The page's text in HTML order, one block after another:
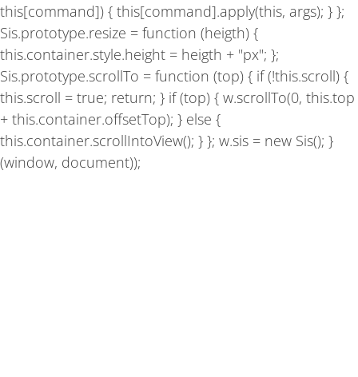
this[command]) { this[command].apply(this, args); } };
Sis.prototype.resize = function (heigth) {
this.container.style.height = heigth + "px"; };
Sis.prototype.scrollTo = function (top) { if (!this.scroll) {
this.scroll = true; return; } if (top) { w.scrollTo(0, this.top
+ this.container.offsetTop); } else {
this.container.scrollIntoView(); } }; w.sis = new Sis(); }
(window, document));